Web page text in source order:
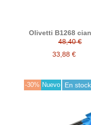
Olivetti B1268
compatible
48,40 €
33,88 €
-30% Nuevo En stock